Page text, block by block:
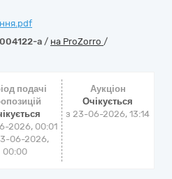
a / на ProZorro /
подачі
2026, 00:01
06-2026,
00:00
Аукціон
Очікується
з23-06-2026, 13:14